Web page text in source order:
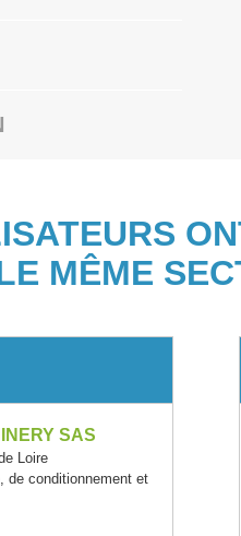
MÊME
SAS
Loire
de conditionnement et